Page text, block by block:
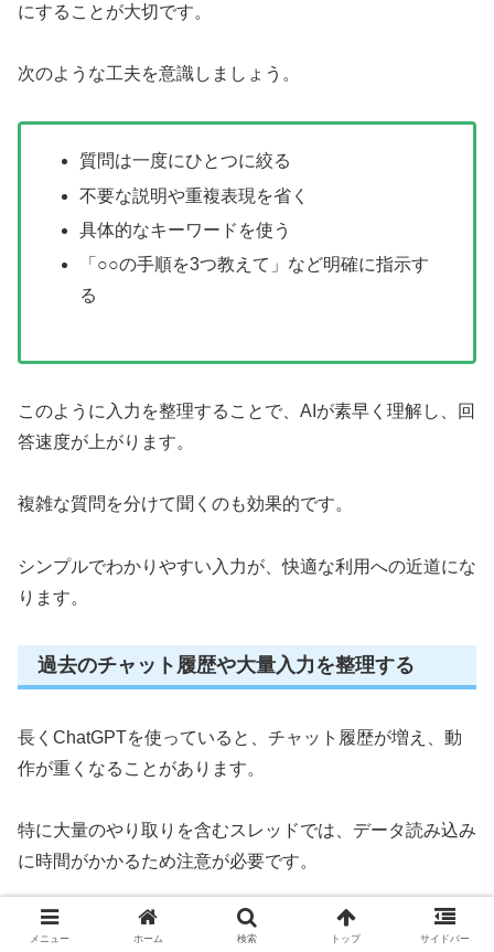
にすることが大切です。
次のような工夫を意識しましょう。
質問は一度にひとつに絞る
不要な説明や重複表現を省く
具体的なキーワードを使う
「○○の手順を3つ教えて」など明確に指示す
る
このように入力を整理することで、AIが素早く理解し、回
答速度が上がります。
複雑な質問を分けて聞くのも効果的です。
シンプルでわかりやすい入力が、快適な利用への近道にな
ります。
過去のチャット履歴や大量入力を整理する
長くChatGPTを使っていると、チャット履歴が増え、動
作が重くなることがあります。
特に大量のやり取りを含むスレッドでは、データ読み込み
に時間がかかるため注意が必要です。
改善のためには次の対応が有効です。
メニュー ホーム 検索 トップ サイドバー